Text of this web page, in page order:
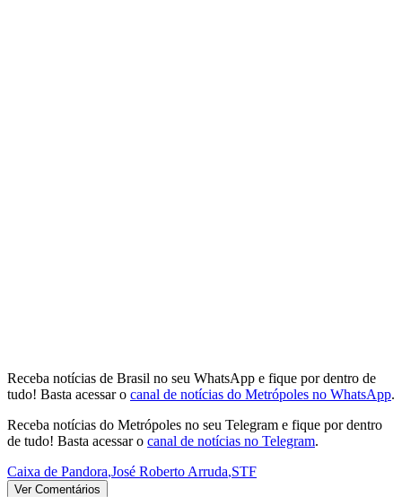
Receba notícias de Brasil no seu WhatsApp e fique por dentro de
tudo! Basta acessar o canal de notícias do Metrópoles no WhatsApp.
Receba notícias do Metrópoles no seu Telegram e fique por dentro
de tudo! Basta acessar o canal de notícias no Telegram.
Caixa de Pandora,José Roberto Arruda,STF
Ver Comentários